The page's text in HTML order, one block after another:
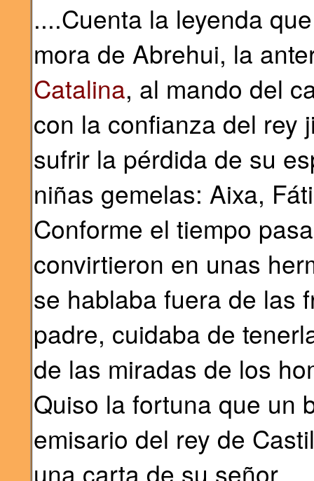
....Cuenta la leyenda
mora de Abrehui, la
Catalina, al mando del
con la confianza del rey
sufrir la pérdida de su
niñas gemelas: Aixa,
Conforme el tiempo
convirtieron en unas
se hablaba fuera de las
padre, cuidaba de
de las miradas de los
Quiso la fortuna que un
emisario del rey de
una carta de su señor.